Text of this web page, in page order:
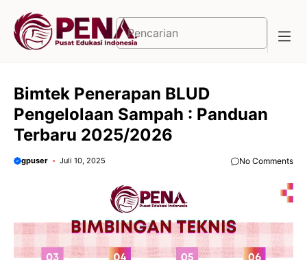
Cari
Bimtek Penerapan BLUD
Pengelolaan Sampah : Panduan
Terbaru 2025/2026
gpuser Juli 10, 2025 No Comments